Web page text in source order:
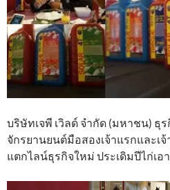
บริษัทเจพี เวิลด์ จำกัด (มหาชน)
จักรยานยนต์มือสองเจ้าแรกและเ
แตกไลน์ธุรกิจใหม่ ประเดิมปีไก่เอ